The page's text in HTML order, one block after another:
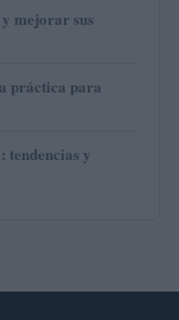
mejorar sus
práctica para
tendencias y